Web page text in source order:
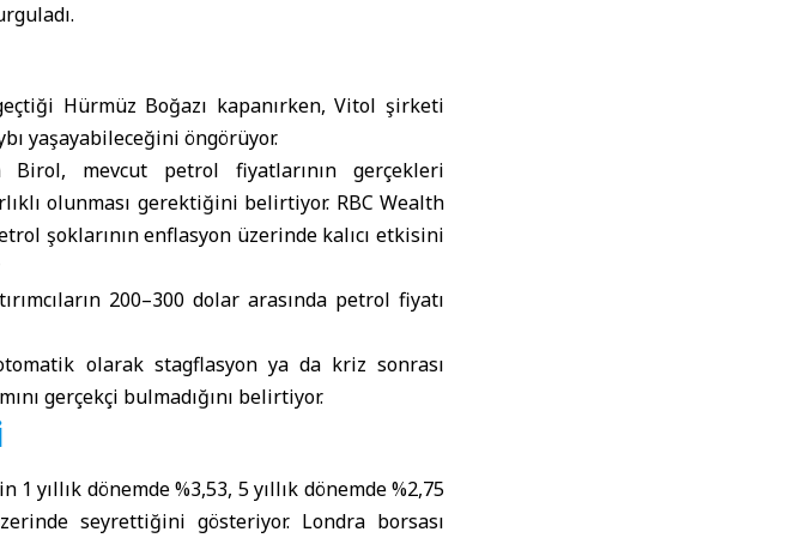
Hürmüz Boğazı kapanırken, Vitol şirketi
yaşayabileceğini öngörüyor.
Birol, mevcut petrol fiyatlarının gerçekleri
olunması gerektiğini belirtiyor. RBC Wealth
şoklarının enflasyon üzerinde kalıcı etkisini
200–300 dolar arasında petrol fiyatı
olarak stagflasyon ya da kriz sonrası
gerçekçi bulmadığını belirtiyor.
yıllık dönemde %3,53, 5 yıllık dönemde %2,75
seyrettiğini gösteriyor. Londra borsası